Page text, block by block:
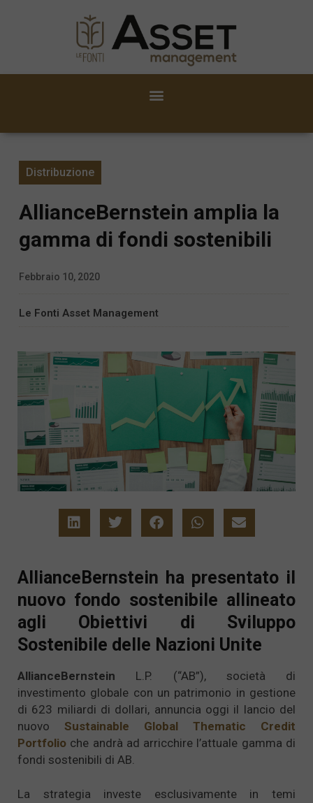
Distribuzione
AllianceBernstein amplia la
gamma di fondi sostenibili
Febbraio 10, 2020
Le Fonti Asset Management
AllianceBernstein ha presentato il
nuovo fondo sostenibile allineato
agli Obiettivi di Sviluppo
Sostenibile delle Nazioni Unite
AllianceBernstein L.P. (“AB”), società di
investimento globale con un patrimonio in gestione
di 623 miliardi di dollari, annuncia oggi il lancio del
nuovo Sustainable Global Thematic Credit
Portfolio che andrà ad arricchire l’attuale gamma di
fondi sostenibili di AB.
La strategia investe esclusivamente in temi